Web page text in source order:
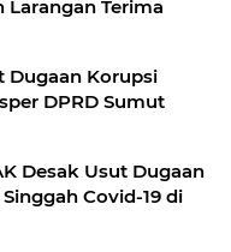
Terima
Dugaan Korupsi
DPRD Sumut
Desak Usut Dugaan
Covid-19 di